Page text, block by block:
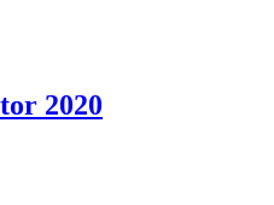
2020